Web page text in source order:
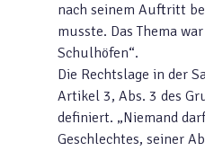
nach seinem Auftritt
musste. Das Thema
Schulhöfen“.
Die Rechtslage in der
Artikel 3, Abs. 3 des
definiert. „Niemand
Geschlechtes, seiner